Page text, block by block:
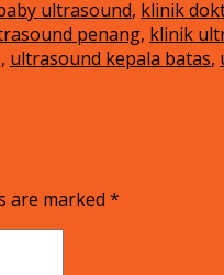
ultrasound, klinik
penang, klinik
, ultrasound kepala batas,
are marked *